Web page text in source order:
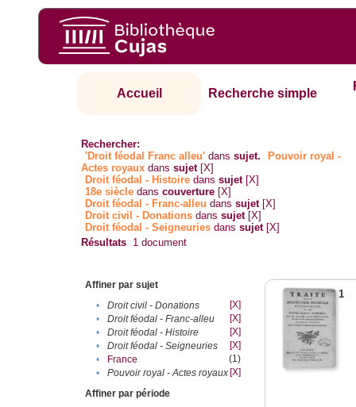
Accueil Recherche simple
Rechercher:
'Droit féodal Franc alleu' danssujet.
Pouvoir royal -
Actes royaux danssujet [X]
Droit féodal - Histoire danssujet [X]
18e siècle danscouverture [X]
Droit féodal - Franc-alleu‎ danssujet [X]
Droit civil - Donations danssujet [X]
Droit féodal - Seigneuries danssujet [X]
Résultats 1 document
Affiner par sujet
•
Droit civil - Donations
[X]
•
Droit féodal - Franc-alleu‎
[X]
•
Droit féodal - Histoire
[X]
•
Droit féodal - Seigneuries
[X]
•
France
(1)
•
Pouvoir royal - Actes royaux [X]
Affiner par période
1